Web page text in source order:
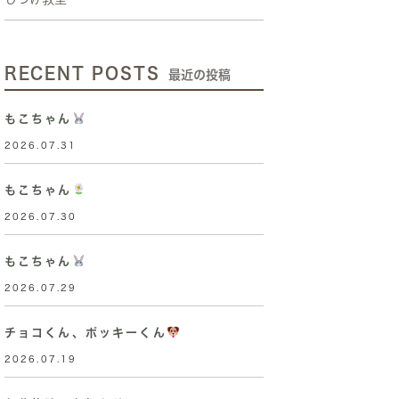
RECENT POSTS 最近の投稿
もこちゃん
2026.07.31
もこちゃん
2026.07.30
もこちゃん
2026.07.29
チョコくん、ポッキーくん
2026.07.19